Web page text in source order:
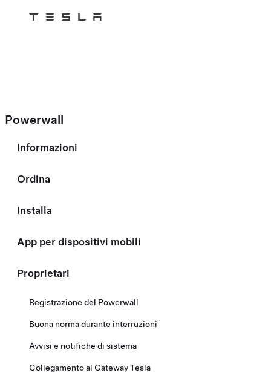
Tesla
Powerwall
Informazioni
Ordina
Installa
App per dispositivi mobili
Proprietari
Registrazione del Powerwall
Buona norma durante interruzioni
Avvisi e notifiche di sistema
Collegamento al Gateway Tesla